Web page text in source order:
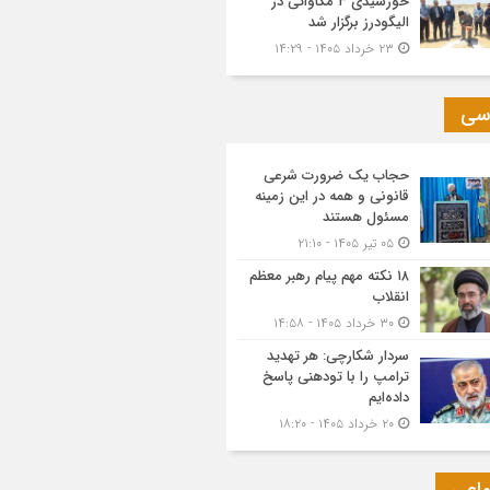
الیگودرز برگزار شد
حجاب یک ضرورت شرعی
قانونی و همه در این زمینه
مسئول هستند
۱۸ نکته مهم پیام رهبر معظم
انقلاب
سردار شکارچی: هر تهدید
ترامپ را با تودهنی پاسخ
داده‌ایم